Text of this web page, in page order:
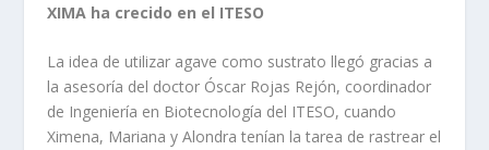
XIMA ha crecido en el ITESO
La idea de utilizar agave como sustrato llegó gracias a
la asesoría del doctor Óscar Rojas Rejón, coordinador
de Ingeniería en Biotecnología del ITESO, cuando
Ximena, Mariana y Alondra tenían la tarea de rastrear el